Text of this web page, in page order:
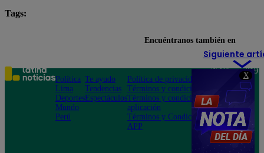
X
Tags:
Siguiente
Encuéntranos también en
Política
Lima
Deportes
Mundo
Perú
Te ayudo
Tendencias
Espectáculos
Política de privacidad
Términos y condiciones
Términos y condiciones
aplicación
Términos y Condiciones
APP
Teléfono: 219
Av. San
Felipe 968
Jesús María